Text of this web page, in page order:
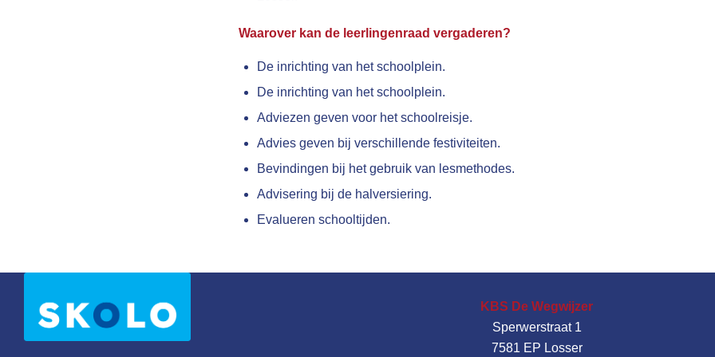
Waarover kan de leerlingenraad vergaderen?
De inrichting van het schoolplein.
De inrichting van het schoolplein.
Adviezen geven voor het schoolreisje.
Advies geven bij verschillende festiviteiten.
Bevindingen bij het gebruik van lesmethodes.
Advisering bij de halversiering.
Evalueren schooltijden.
KBS De Wegwijzer
Sperwerstraat 1
7581 EP Losser